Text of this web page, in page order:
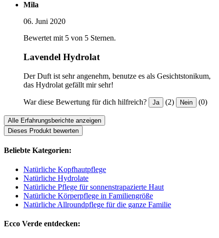
Mila
06. Juni 2020
Bewertet mit 5 von 5 Sternen.
Lavendel Hydrolat
Der Duft ist sehr angenehm, benutze es als Gesichtstonikum,
das Hydrolat gefällt mir sehr!
War diese Bewertung für dich hilfreich? Ja (2) Nein (0)
Alle Erfahrungsberichte anzeigen
Dieses Produkt bewerten
Beliebte Kategorien:
Natürliche Kopfhautpflege
Natürliche Hydrolate
Natürliche Pflege für sonnenstrapazierte Haut
Natürliche Körperpflege in Familiengröße
Natürliche Allroundpflege für die ganze Familie
Ecco Verde entdecken: